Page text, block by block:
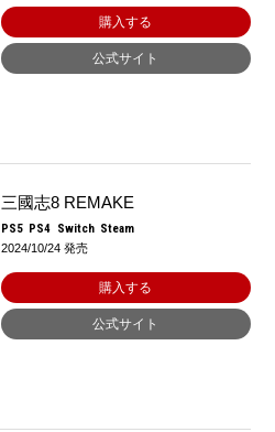
購入する
公式サイト
三國志8 REMAKE
PS5 PS4 Switch Steam
2024/10/24 発売
購入する
公式サイト